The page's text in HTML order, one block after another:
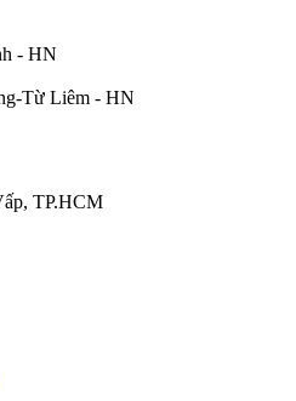
- HN
Từ Liêm - HN
TP.HCM